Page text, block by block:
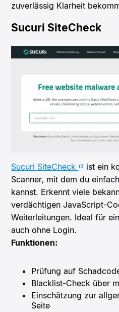
zuverlässig Klarheit
Sucuri SiteCheck
Sucuri SiteCheck
ist ein
Scanner, mit dem du
kannst. Erkennt viele
verdächtigen JavaScript-
Weiterleitungen. Ideal für
auch ohne Login.
Funktionen:
Prüfung auf
Blacklist-Check über
Einschätzung zur
Seite